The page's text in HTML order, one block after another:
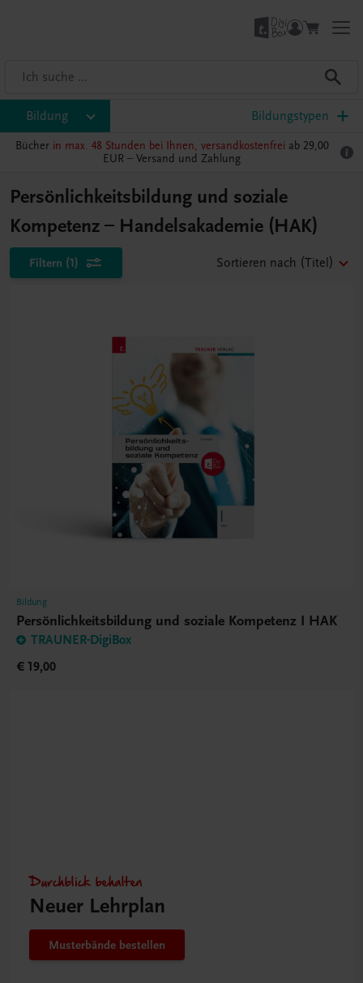
Bildung Bildungstypen
Bücher in max. 48 Stunden bei Ihnen, versandkostenfrei ab 29,00
EUR – Versand und Zahlung
Persönlichkeitsbildung und soziale
Kompetenz – Handelsakademie (HAK)
Filtern (1) Sortieren nach (Titel)
Bildung
Persönlichkeitsbildung und soziale Kompetenz I HAK
TRAUNER-DigiBox
€ 19,00
Durchblick behalten
Neuer Lehrplan
Musterbände bestellen